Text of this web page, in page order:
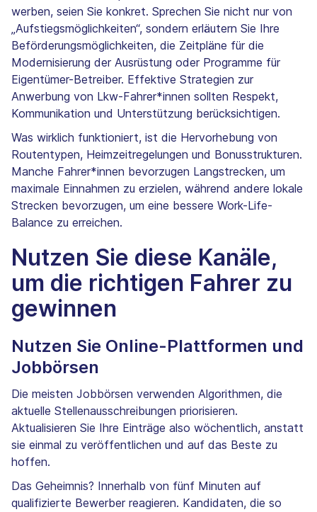
werben, seien Sie konkret. Sprechen Sie nicht nur von
„Aufstiegsmöglichkeiten“, sondern erläutern Sie Ihre
Beförderungsmöglichkeiten, die Zeitpläne für die
Modernisierung der Ausrüstung oder Programme für
Eigentümer-Betreiber. Effektive Strategien zur
Anwerbung von Lkw-Fahrer*innen sollten Respekt,
Kommunikation und Unterstützung berücksichtigen.
Was wirklich funktioniert, ist die Hervorhebung von
Routentypen, Heimzeitregelungen und Bonusstrukturen.
Manche Fahrer*innen bevorzugen Langstrecken, um
maximale Einnahmen zu erzielen, während andere lokale
Strecken bevorzugen, um eine bessere Work-Life-
Balance zu erreichen.
Nutzen Sie diese Kanäle,
um die richtigen Fahrer zu
gewinnen
Nutzen Sie Online-Plattformen und
Jobbörsen
Die meisten Jobbörsen verwenden Algorithmen, die
aktuelle Stellenausschreibungen priorisieren.
Aktualisieren Sie Ihre Einträge also wöchentlich, anstatt
sie einmal zu veröffentlichen und auf das Beste zu
hoffen.
Das Geheimnis? Innerhalb von fünf Minuten auf
qualifizierte Bewerber reagieren. Kandidaten, die so